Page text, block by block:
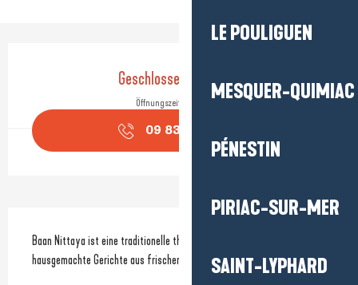
LE POULIGUEN
MESQUER-QUIMIAC
PÉNESTIN
PIRIAC-SUR-MER
SAINT-LYPHARD
Öffnungszeiten & Kontaktdaten
Geschlossen für heute
Öffnungszeiten ansehen
09 83 33 07
Beschreibung
Baan Nittaya ist eine traditionelle thailändische Küche, die
hausgemachte Gerichte aus frischen Zutaten anbietet.